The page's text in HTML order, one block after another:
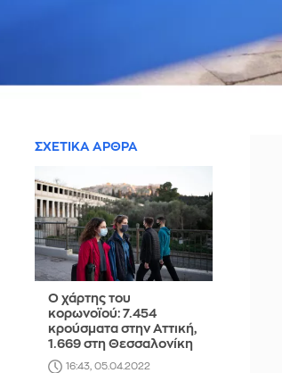
ΣΧΕΤΙΚΑ ΑΡΘΡΑ
O χάρτης του
κορωνοϊού: 7.454
κρούσματα στην Αττική,
1.669 στη Θεσσαλονίκη
16:43, 05.04.2022